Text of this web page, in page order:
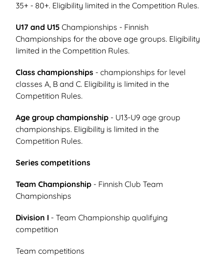
35+ - 80+. Eligibility limited in the Competition Rules.
U17 and U15 Championships - Finnish
Championships for the above age groups. Eligibility
limited in the Competition Rules.
Class championships - championships for level
classes A, B and C. Eligibility is limited in the
Competition Rules.
Age group championship - U13-U9 age group
championships. Eligibility is limited in the
Competition Rules.
Series competitions
Team Championship - Finnish Club Team
Championships
Division I - Team Championship qualifying
competition
Team competitions